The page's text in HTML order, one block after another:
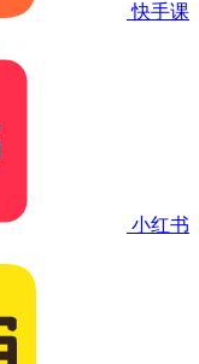
快手课
小红书